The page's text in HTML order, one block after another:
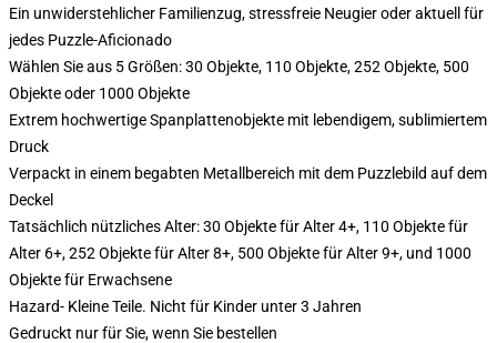
Ein unwiderstehlicher Familienzug, stressfreie Neugier oder aktuell für
jedes Puzzle-Aficionado
Wählen Sie aus 5 Größen: 30 Objekte, 110 Objekte, 252 Objekte, 500
Objekte oder 1000 Objekte
Extrem hochwertige Spanplattenobjekte mit lebendigem, sublimiertem
Druck
Verpackt in einem begabten Metallbereich mit dem Puzzlebild auf dem
Deckel
Tatsächlich nützliches Alter: 30 Objekte für Alter 4+, 110 Objekte für
Alter 6+, 252 Objekte für Alter 8+, 500 Objekte für Alter 9+, und 1000
Objekte für Erwachsene
Hazard- Kleine Teile. Nicht für Kinder unter 3 Jahren
Gedruckt nur für Sie, wenn Sie bestellen